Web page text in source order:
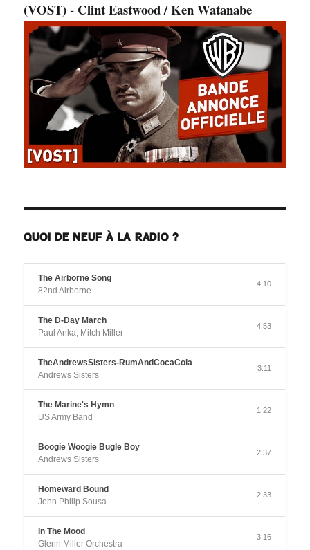
(VOST) - Clint Eastwood / Ken Watanabe
QUOI DE NEUF À LA RADIO ?
The Airborne Song
82nd Airborne
4:10
The D-Day March
Paul Anka, Mitch Miller
4:53
TheAndrewsSisters-RumAndCocaCola
Andrews Sisters
3:11
The Marine's Hymn
US Army Band
1:22
Boogie Woogie Bugle Boy
Andrews Sisters
2:37
Homeward Bound
John Philip Sousa
2:33
In The Mood
Glenn Miller Orchestra
3:16